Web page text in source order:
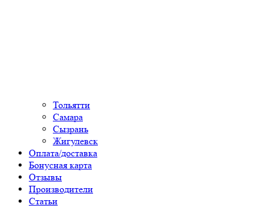
Тольятти
Самара
Сызрань
Жигулевск
Оплата/доставка
Бонусная карта
Отзывы
Производители
Статьи